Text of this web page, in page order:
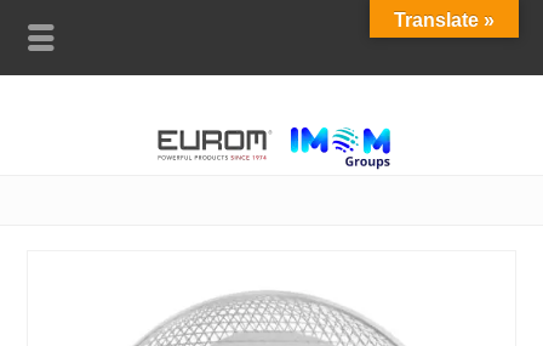
Translate »